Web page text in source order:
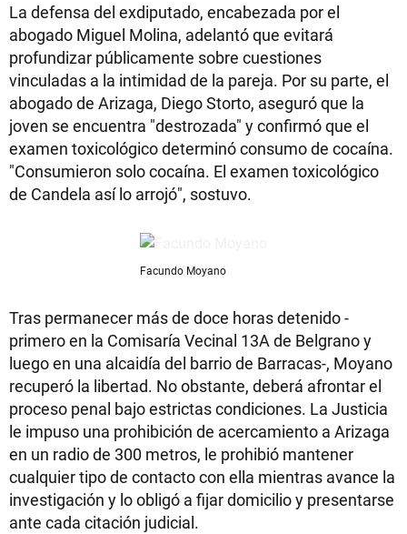
La defensa del exdiputado, encabezada por el
abogado Miguel Molina, adelantó que evitará
profundizar públicamente sobre cuestiones
vinculadas a la intimidad de la pareja. Por su parte, el
abogado de Arizaga, Diego Storto, aseguró que la
joven se encuentra "destrozada" y confirmó que el
examen toxicológico determinó consumo de cocaína.
"Consumieron solo cocaína. El examen toxicológico
de Candela así lo arrojó", sostuvo.
Facundo Moyano
Tras permanecer más de doce horas detenido -
primero en la Comisaría Vecinal 13A de Belgrano y
luego en una alcaidía del barrio de Barracas-, Moyano
recuperó la libertad. No obstante, deberá afrontar el
proceso penal bajo estrictas condiciones. La Justicia
le impuso una prohibición de acercamiento a Arizaga
en un radio de 300 metros, le prohibió mantener
cualquier tipo de contacto con ella mientras avance la
investigación y lo obligó a fijar domicilio y presentarse
ante cada citación judicial.